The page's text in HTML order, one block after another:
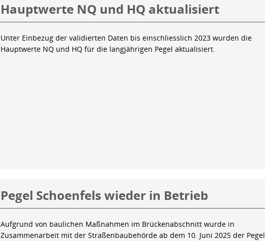
Hauptwerte NQ und HQ aktualisiert
Unter Einbezug der validierten Daten bis einschliesslich 2023 wurden die
Hauptwerte NQ und HQ für die langjährigen Pegel aktualisiert.
Pegel Schoenfels wieder in Betrieb
Aufgrund von baulichen Maßnahmen im Brückenabschnitt wurde in
Zusammenarbeit mit der Straßenbaubehörde ab dem 10. Juni 2025 der Pegel